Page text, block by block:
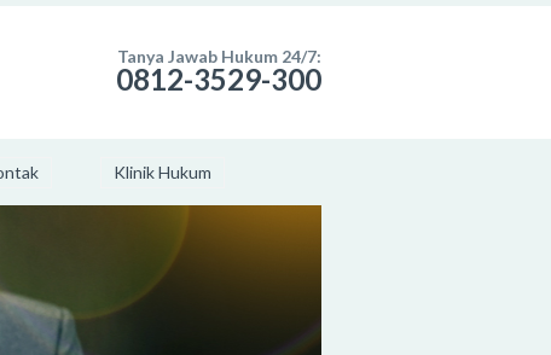
Tanya Jawab Hukum 24/7:
0812-3529-300
Klinik Hukum